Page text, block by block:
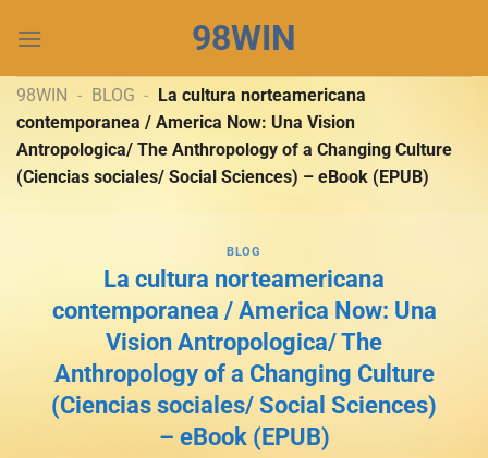
đến
dung
98WIN
98WIN - BLOG - La cultura norteamericana
contemporanea / America Now: Una Vision
Antropologica/ The Anthropology of a Changing Culture
(Ciencias sociales/ Social Sciences) – eBook (EPUB)
BLOG
La cultura norteamericana
contemporanea / America Now: Una
Vision Antropologica/ The
Anthropology of a Changing Culture
(Ciencias sociales/ Social Sciences)
– eBook (EPUB)